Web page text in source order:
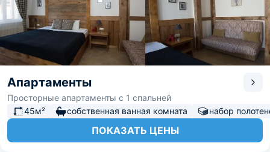
Апартаменты
Просторные апартаменты с 1 спальней
45м²
собственная ванная комната набор
ПОКАЗАТЬ ЦЕНЫ